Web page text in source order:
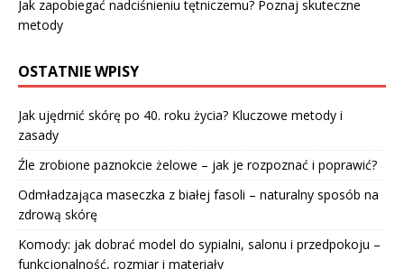
Jak zapobiegać nadciśnieniu tętniczemu? Poznaj skuteczne
metody
OSTATNIE WPISY
Jak ujędrnić skórę po 40. roku życia? Kluczowe metody i
zasady
Źle zrobione paznokcie żelowe – jak je rozpoznać i poprawić?
Odmładzająca maseczka z białej fasoli – naturalny sposób na
zdrową skórę
Komody: jak dobrać model do sypialni, salonu i przedpokoju –
funkcjonalność, rozmiar i materiały